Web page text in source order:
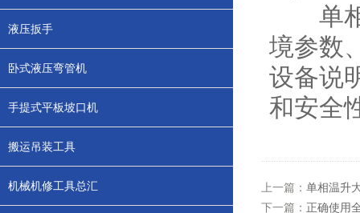
液压扳手
卧式液压弯管机
手提式平板坡口机
搬运吊装工具
机械机修工具总汇
单相
境参数
设备说
和安全
上一篇： 单相温升
下一篇： 正确使用